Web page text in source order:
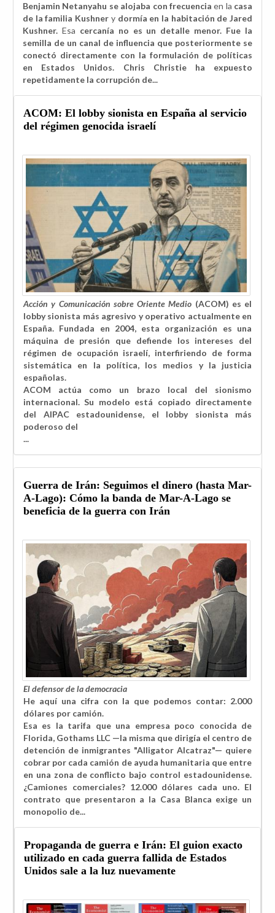
Benjamin Netanyahu se alojaba con frecuenciaen la casa
de la familia Kushner y dormía en la habitación de Jared
Kushner. Esa cercanía no es un detalle menor. Fue la
semilla de un canal de influencia que posteriormente se
conectó directamente con la formulación de políticas
en Estados Unidos. Chris Christie ha expuesto
repetidamente la corrupción de...
ACOM: El lobby sionista en España al servicio
del régimen genocida israelí
Acción y Comunicación sobre Oriente Medio (ACOM) es el
lobby sionista más agresivo y operativo actualmente en
España. Fundada en 2004, esta organización es una
máquina de presión que defiende los intereses del
régimen de ocupación israelí, interfiriendo de forma
sistemática en la política, los medios y la justicia
españolas.
ACOM actúa como un brazo local del sionismo
internacional. Su modelo está copiado directamente
del AIPAC estadounidense, el lobby sionista más
poderoso del
...
Guerra de Irán: Seguimos el dinero (hasta Mar-
A-Lago): Cómo la banda de Mar-A-Lago se
beneficia de la guerra con Irán
El defensor de la democracia
He aquí una cifra con la que podemos contar: 2.000
dólares por camión.
Esa es la tarifa que una empresa poco conocida de
Florida, Gothams LLC —la misma que dirigía el centro de
detención de inmigrantes "Alligator Alcatraz"— quiere
cobrar por cada camión de ayuda humanitaria que entre
en una zona de conflicto bajo control estadounidense.
¿Camiones comerciales? 12.000 dólares cada uno. El
contrato que presentaron a la Casa Blanca exige un
monopolio de...
Propaganda de guerra e Irán: El guion exacto
utilizado en cada guerra fallida de Estados
Unidos sale a la luz nuevamente